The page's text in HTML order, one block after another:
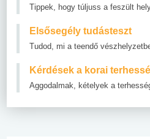
Tippek, hogy túljuss a feszült
Elsősegély tudásteszt
Tudod, mi a teendő
Kérdések a korai
Aggodalmak, kételyek a